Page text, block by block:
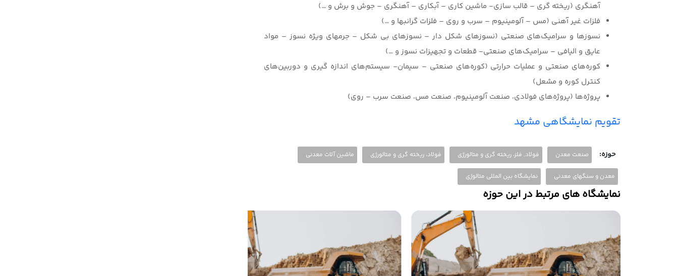
آهنگری (ریخته گری – قالب سازی- ماشین کاری – آبکاری – آهنگری – جوش و برش و …)
فلزات غیر آهنی (مس – آلومینیوم – سرب و روی – فلزات گرانبها و …)
نسوزها و سرامیک‌های صنعتی (نسوزهای شکل دار – نسوزهای بی شکل – جرمهای ویژه نسوز – مواد
عایق و الیافی – سرامیک‌های صنعتی- قطعات و تجهیزات نسوز و …)
کوره‌های صنعتی و عملیات حرارتی (کوره‌های صنعتی – سیمان- سیستم‌های اندازه گیری و دوربین‌های
کنترل کوره و مشعل)
پروژه‌ها (پروژه‌های فولادی، صنعت آلومینیوم، صنعت مس، صنعت سرب – روی)
تقویم نمایشگاهی مشهد
حوزه: صنعت معدن فولاد, فلز، ریخته گری و متالورژی فولاد، ریخته گری و متالورژی ماشین آلات معدنی
معدن و سنگهای معدنی نمایشگاه بین المللی متالوژی
نمایشگاه های مرتبط در این حوزه